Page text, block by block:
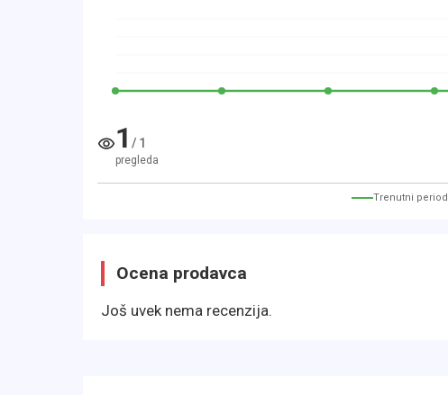
Audiosystem CD 3.0 BT (Radio/CD-Player / Bluetooth)
Multimedia-Schnittstelle (USB / AUX-IN)
Airbag Beifahrerseite abschaltbar
Airbag Fahrer-/Beifahrerseite
1 / 1
pregleda
Trenutni period
Ocena prodavca
Još uvek nema recenzija.